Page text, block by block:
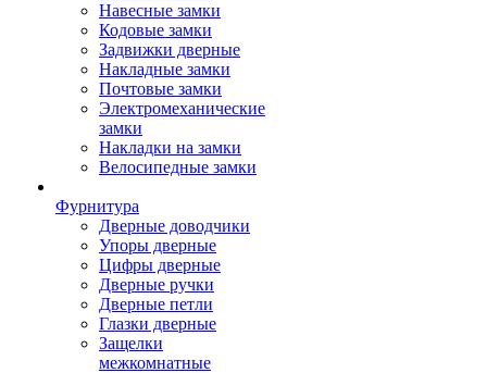
Навесные замки
Кодовые замки
Задвижки дверные
Накладные замки
Почтовые замки
Электромеханические
замки
Накладки на замки
Велосипедные замки
Фурнитура
Дверные доводчики
Упоры дверные
Цифры дверные
Дверные ручки
Дверные петли
Глазки дверные
Защелки
межкомнатные